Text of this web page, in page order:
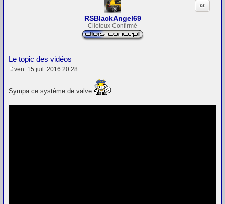
RSBlackAngel69
Clioteux Confirmé
Le topic des vidéos
Citation
s
s
ven. 15 juil. 2016 20:28
Sympa ce système de valve